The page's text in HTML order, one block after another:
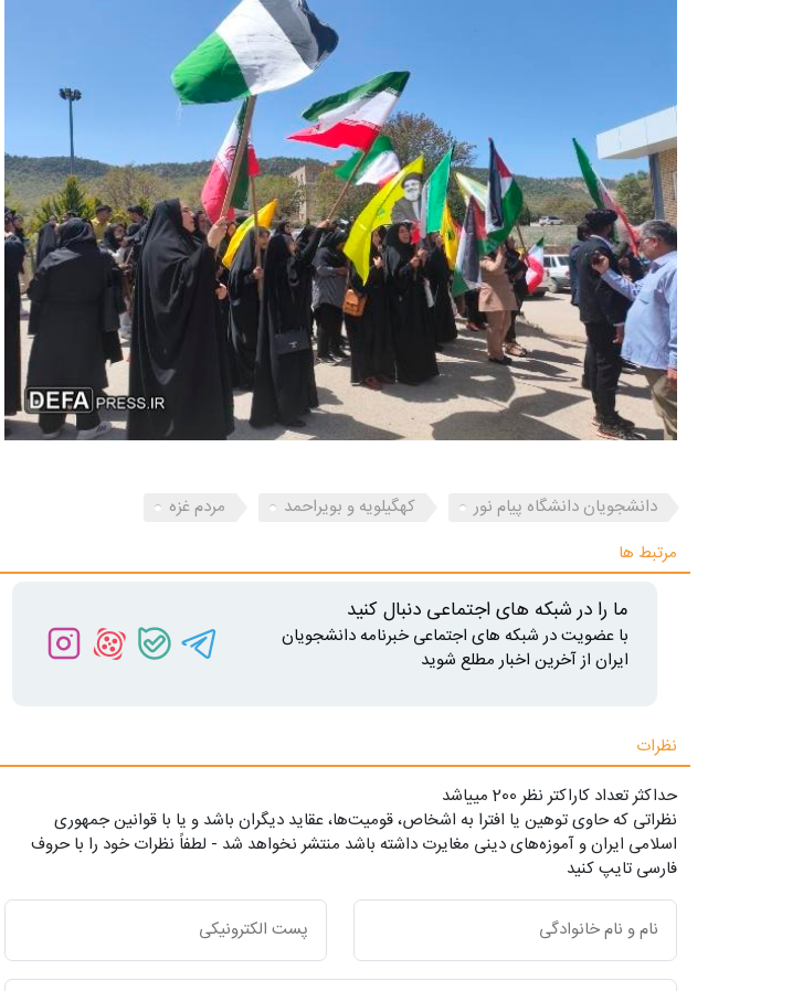
دانشجویان دانشگاه پیام نور کهگیلویه و بویراحمد
مردم غزه
مرتبط ها
ما را در شبکه های اجتماعی دنبال کنید
با عضویت در شبکه های اجتماعی خبرنامه دانشجویان
ایران از آخرین اخبار مطلع شوید
نظرات
حداکثر تعداد کاراکتر نظر 200 ميياشد
نظراتی که حاوی توهین یا افترا به اشخاص، قومیت‌ها، عقاید دیگران باشد و یا با قوانین جمهوری
اسلامی ایران و آموزه‌های دینی مغایرت داشته باشد منتشر نخواهد شد - لطفاً نظرات خود را با حروف
فارسی تایپ کنید